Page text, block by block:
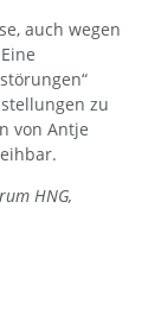
auch wegen
zu
von Antje
HNG,